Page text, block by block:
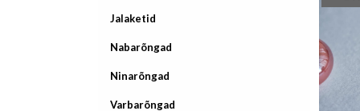
Jalaketid
Nabarõngad
Ninarõngad
Varbarõngad